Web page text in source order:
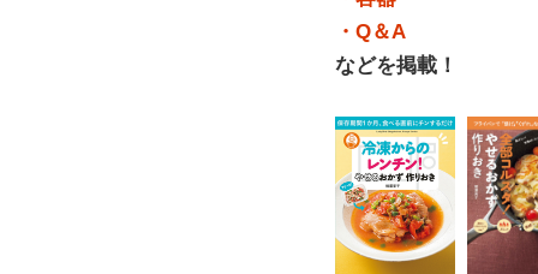
・Q＆A
などを掲載！